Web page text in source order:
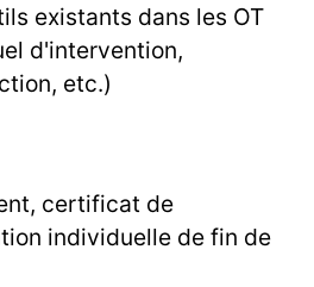
existants dans les OT
d'intervention,
etc.)
certificat de
individuelle de fin de